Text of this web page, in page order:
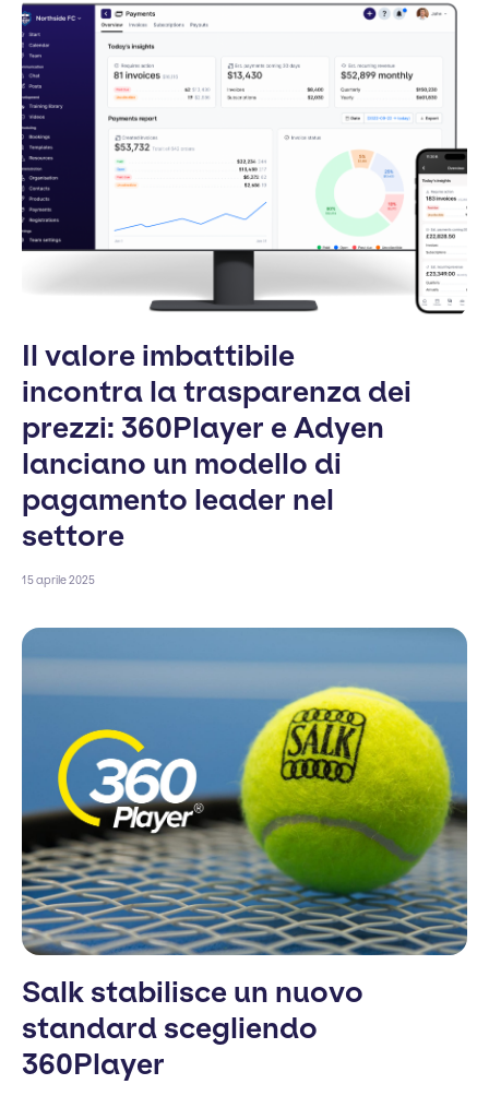
Il valore imbattibile
incontra la trasparenza dei
prezzi: 360Player e Adyen
lanciano un modello di
pagamento leader nel
settore
15 aprile 2025
Salk stabilisce un nuovo
standard scegliendo
360Player